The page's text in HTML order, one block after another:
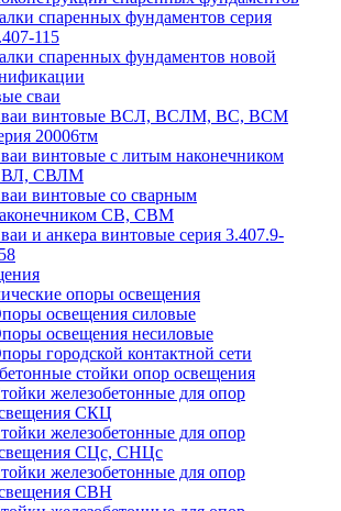
спаренных фундаментов серия
115
спаренных фундаментов новой
сваи
винтовые ВСЛ, ВСЛМ, ВС, ВСМ
20006тм
винтовые с литым наконечником
СВЛМ
винтовые со сварным
СВ, СВМ
и анкера винтовые серия 3.407.9-
опоры освещения
освещения силовые
освещения несиловые
городской контактной сети
стойки опор освещения
железобетонные для опор
СКЦ
железобетонные для опор
СЦс, СНЦс
железобетонные для опор
СВН